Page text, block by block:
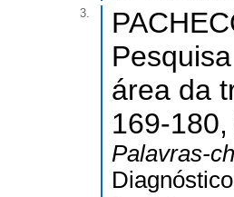
3.
área da
169-
Palavras-